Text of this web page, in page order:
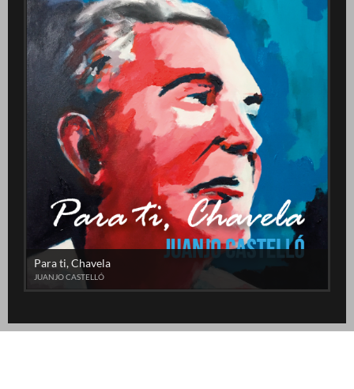
Para ti, Chavela
JUANJO CASTELLÓ